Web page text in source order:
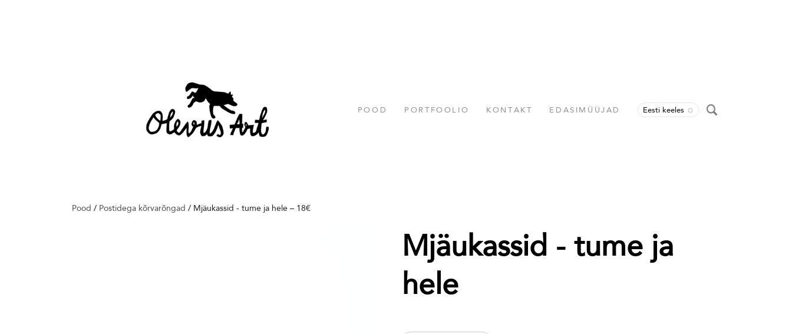
POOD PORTFOOLIO KONTAKT EDASIMÜÜJAD Eesti keeles
Pood / Postidega kõrvarõngad / Mjäukassid - tume ja hele – 18€
Mjäukassid - tume ja
hele